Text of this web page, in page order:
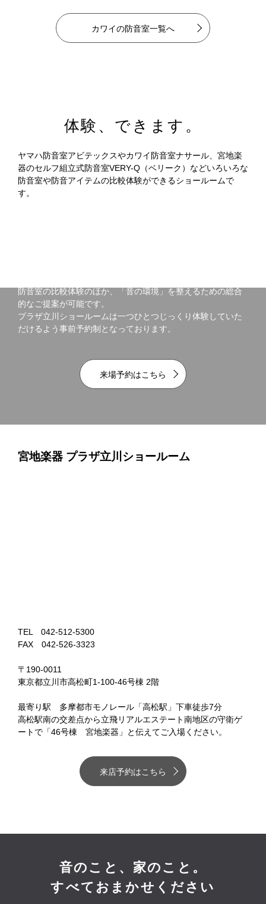
カワイの防音室一覧へ
体験、できます。
ヤマハ防音室アビテックスやカワイ防音室ナサール、宮地楽
器のセルフ組立式防音室VERY-Q（ベリーク）などいろいろな
防音室や防音アイテムの比較体験ができるショールームで
す。
防音室の比較体験のほか、「音の環境」を整えるための総合
的なご提案が可能です。
プラザ立川ショールームは一つひとつじっくり体験していた
だけるよう事前予約制となっております。
来場予約はこちら
宮地楽器 プラザ立川ショールーム
TEL 042-512-5300
FAX 042-526-3323
〒190-0011
東京都立川市高松町1-100-46号棟 2階
最寄り駅 多摩都市モノレール「高松駅」下車徒歩7分
高松駅南の交差点から立飛リアルエステート南地区の守衛ゲ
ートで「46号棟 宮地楽器」と伝えてご入場ください。
来店予約はこちら
音のこと、家のこと。
すべておまかせください